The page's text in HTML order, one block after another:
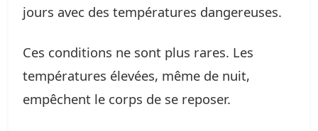
jours avec des températures dangereuses.
Ces conditions ne sont plus rares. Les
températures élevées, même de nuit,
empêchent le corps de se reposer.